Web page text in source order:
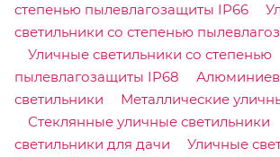
степенью пылевлагозащиты IP66
светильники со степенью
Уличные светильники со степенью
пылевлагозащиты IP68
светильники
Металлические
Стеклянные уличные светильники
светильники для дачи
Уличные